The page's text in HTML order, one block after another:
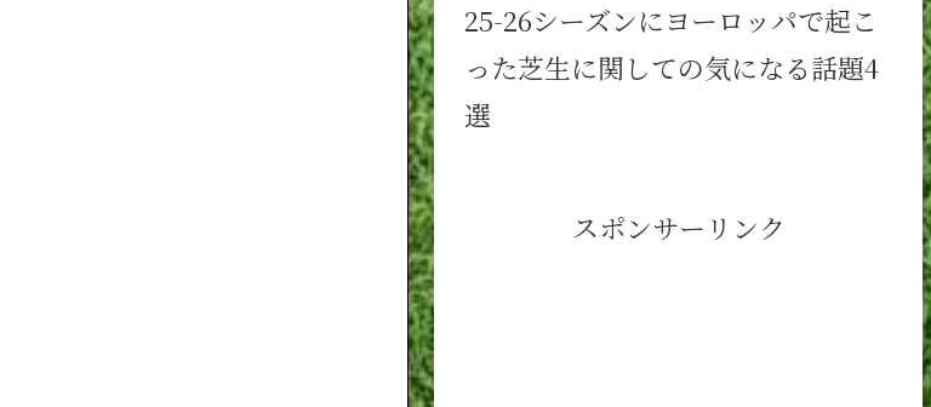
25-26シーズンにヨーロッパで起こ
った芝生に関しての気になる話題4
選
スポンサーリンク